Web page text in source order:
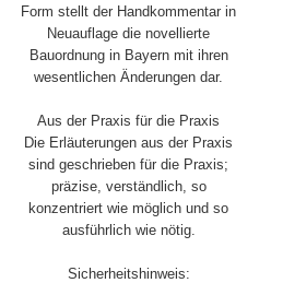
Form stellt der Handkommentar in
Neuauflage die novellierte
Bauordnung in Bayern mit ihren
wesentlichen Änderungen dar.
Aus der Praxis für die Praxis
Die Erläuterungen aus der Praxis
sind geschrieben für die Praxis;
präzise, verständlich, so
konzentriert wie möglich und so
ausführlich wie nötig.
Sicherheitshinweis: